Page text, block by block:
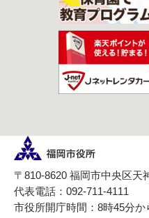
〒810-8620 福岡市中央区天
代表電話：092-711-4111
市役所開庁時間：8時45分か